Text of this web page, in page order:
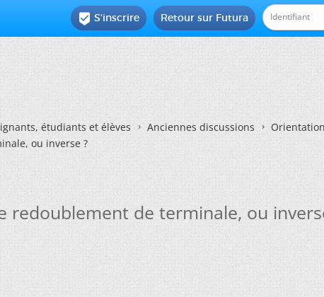
Retour sur Futura
 S'inscrire
étudiants et élèves Anciennes discussions
ou inverse ?
redoublement de terminale, ou